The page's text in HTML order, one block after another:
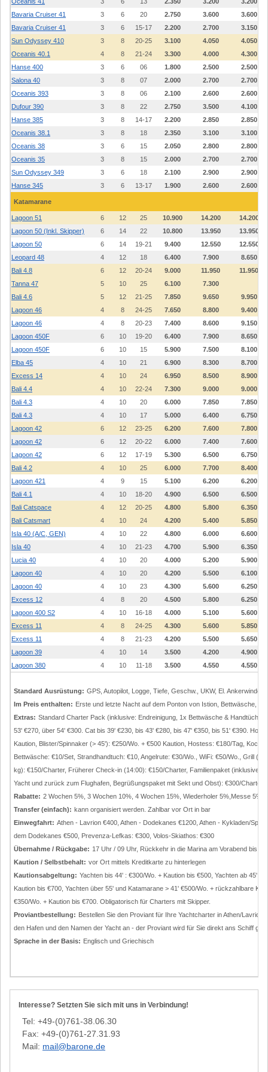
Bavaria Cruiser 41
3 6 20 2.750 3.600
3.600
Bavaria Cruiser 41
3 6 15-17 2.200 2.700
3.150
Sun Odyssey 410
3 8 20-25 3.100 4.050
4.050
Oceanis 40.1
4 8 21-24 3.300 4.000
4.300
Hanse 400
3 6 06 1.800 2.500
2.500
Salona 40
3 8 07 2.000 2.700
2.700
Oceanis 393
3 8 06 2.100 2.600
2.600
Dufour 390
3 8 22 2.750 3.500
4.100
Hanse 385
3 8 14-17 2.200 2.850
2.850
Oceanis 38.1
3 8 18 2.350 3.100
3.100
Oceanis 38
3 6 15 2.050 2.800
2.800
Oceanis 35
3 8 15 2.000 2.700
2.700
Sun Odyssey 349
3 6 18 2.100 2.900
2.900
Hanse 345
3 6 13-17 1.900 2.600 2.600
Katamarane
Lagoon 51 6 12 25 10.900 14.200
14.200
Lagoon 50 (Inkl. Skipper)
6 14 22 10.800 13.950
13.950
Lagoon 50
6 14 19-21 9.400 12.550
12.550
Leopard 48
4 12 18 6.400 7.900
8.650
Bali 4.8
6 12 20-24 9.000 11.950
11.950
Tanna 47
5 10 25 6.100
7.300
Bali 4.6
5 12 21-25 7.850 9.650
9.950
Lagoon 46
4 8 24-25 7.650 8.800
9.400
Lagoon 46
4 8 20-23 7.400 8.600
9.150
Lagoon 450F
6 10 19-20 6.400 7.900
8.650
Lagoon 450F
6 10 15 5.900 7.500
8.100
Elba 45
4 10 21 6.900 8.300
8.700
Excess 14
4 10 24 6.950 8.500
8.900
Bali 4.4
4 10 22-24 7.300 9.000
9.000
Bali 4.3
4 10 20 6.000 7.850
7.850
Bali 4.3
4 10 17 5.000 6.400
6.750
Lagoon 42
6 12 23-25 6.200 7.600
7.800
Lagoon 42
6 12 20-22 6.000 7.400
7.600
Lagoon 42
6 12 17-19 5.300 6.500
6.750
Bali 4.2
4 10 25 6.000 7.700
8.400
Lagoon 421
4 9 15 5.100 6.200
6.200
Bali 4.1
4 10 18-20 4.900 6.500
6.500
Bali Catspace
4 12 20-25 4.800 5.800
6.350
Bali Catsmart
4 10 24 4.200 5.400
5.850
Isla 40 (A/C, GEN)
4 10 22 4.800 6.000
6.600
Isla 40
4 10 21-23 4.700 5.900
6.350
Lucia 40
4 10 20 4.000 5.200
5.900
Lagoon 40
4 10 20 4.200 5.500
6.100
Lagoon 40
4 10 23 4.300 5.600
6.250
Excess 12
4 8 20 4.500 5.800
6.250
Lagoon 400 S2
4 10 16-18 4.000 5.100
5.600
Excess 11
4 8 24-25 4.300 5.600
5.850
Excess 11
4 8 21-23 4.200 5.500
5.650
Lagoon 39
4 10 14 3.500 4.200
4.900
Lagoon 380
4 10 11-18 3.500 4.550 4.550
Standard Ausrüstung: GPS, Autopilot, Logge, Tiefe, Geschw., UKW, El.
Im Preis enthalten: Erste und letzte Nacht auf dem Ponton von Istion, Bettwäsche,
Extras: Standard Charter Pack (inklusive: Endreinigung, 1x Bettwäsche &
53' €270, über 54' €300. Cat bis 39' €230, bis 43' €280, bis 47' €350, bis 51' €390.
Kaution, Blister/Spinnaker (> 45'): €250/Wo. + €500 Kaution, Hostess: €180/Tag,
Bettwäsche: €10/Set, Strandhandtuch: €10, Angelrute: €30/Wo., WiFi: €50/Wo., Grill
kg): €150/Charter, Früherer Check-in (14:00): €150/Charter, Familienpaket (inklusive:
Yacht und zurück zum Flughafen, Begrüßungspaket mit Sekt und Obst): €300/
Rabatte: 2 Wochen 5%, 3 Wochen 10%, 4 Wochen 15%, Wiederholer 5%,Messe 5%,
Transfer (einfach): kann organisiert werden. Zahlbar vor Ort in bar
Einwegfahrt: Athen - Lavrion €400, Athen - Dodekanes €1200, Athen - Kykladen/
dem Dodekanes €500, Prevenza-Lefkas: €300, Volos-Skiathos: €300
Übernahme / Rückgabe: 17 Uhr / 09 Uhr, Rückkehr in die Marina am Vorabend bis
Kaution / Selbstbehalt: vor Ort mittels Kreditkarte zu hinterlegen
Kautionsabgeltung: Yachten bis 44' : €300/Wo. + Kaution bis €500, Yachten ab 45':
Kaution bis €700, Yachten über 55' und Katamarane > 41' €500/Wo. + rückzahlbare
€350/Wo. + Kaution bis €700. Obligatorisch für Charters mit Skipper.
Proviantbestellung: Bestellen Sie den Proviant für Ihre Yachtcharter in Athen/Lavrion
den Hafen und den Namen der Yacht an - der Proviant wird für Sie direkt ans Schiff
Sprache in der Basis: Englisch und Griechisch
Interesse? Setzten Sie sich mit uns in Verbindung!
Tel: +49-(0)761-38.06.30
Fax: +49-(0)761-27.31.93
Mail: mail@barone.de